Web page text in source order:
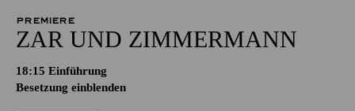
PREMIERE
ZAR UND ZIMMERMANN
18:15 Einführung
Besetzung einblenden